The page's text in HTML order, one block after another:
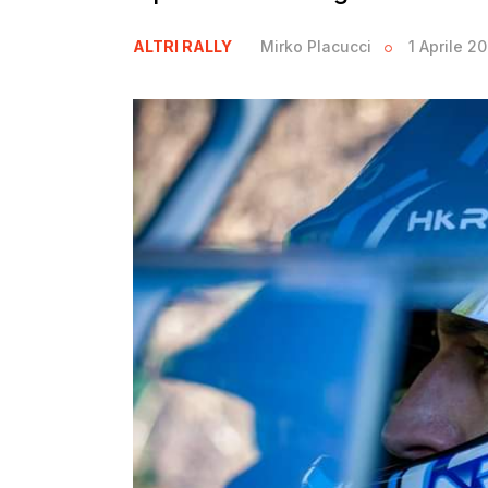
ALTRI RALLY Mirko Placucci 1 Aprile